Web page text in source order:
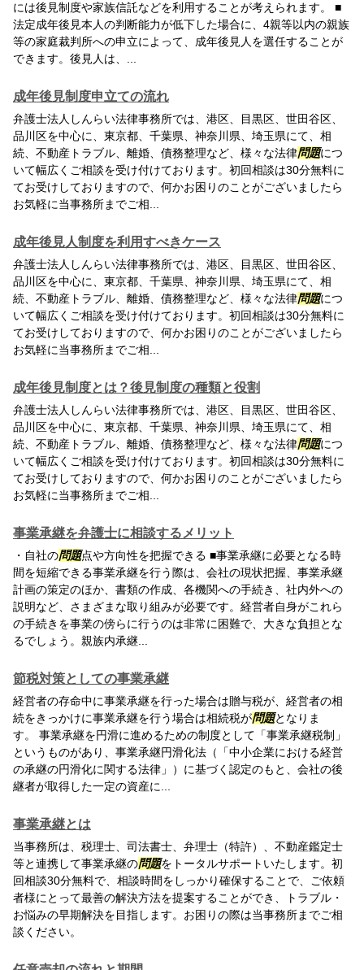
には後見制度や家族信託などを利用することが考えられます。 ■
法定成年後見本人の判断能力が低下した場合に、4親等以内の親族
等の家庭裁判所への申立によって、成年後見人を選任することが
できます。後見人は、...
成年後見制度申立ての流れ
弁護士法人しんらい法律事務所では、港区、目黒区、世田谷区、
品川区を中心に、東京都、千葉県、神奈川県、埼玉県にて、相
続、不動産トラブル、離婚、債務整理など、様々な法律問題につ
いて幅広くご相談を受け付けております。初回相談は30分無料に
てお受けしておりますので、何かお困りのことがございましたら
お気軽に当事務所までご相...
成年後見人制度を利用すべきケース
弁護士法人しんらい法律事務所では、港区、目黒区、世田谷区、
品川区を中心に、東京都、千葉県、神奈川県、埼玉県にて、相
続、不動産トラブル、離婚、債務整理など、様々な法律問題につ
いて幅広くご相談を受け付けております。初回相談は30分無料に
てお受けしておりますので、何かお困りのことがございましたら
お気軽に当事務所までご相...
成年後見制度とは？後見制度の種類と役割
弁護士法人しんらい法律事務所では、港区、目黒区、世田谷区、
品川区を中心に、東京都、千葉県、神奈川県、埼玉県にて、相
続、不動産トラブル、離婚、債務整理など、様々な法律問題につ
いて幅広くご相談を受け付けております。初回相談は30分無料に
てお受けしておりますので、何かお困りのことがございましたら
お気軽に当事務所までご相...
事業承継を弁護士に相談するメリット
・自社の問題点や方向性を把握できる ■事業承継に必要となる時
間を短縮できる事業承継を行う際は、会社の現状把握、事業承継
計画の策定のほか、書類の作成、各機関への手続き、社内外への
説明など、さまざまな取り組みが必要です。経営者自身がこれら
の手続きを事業の傍らに行うのは非常に困難で、大きな負担とな
るでしょう。親族内承継...
節税対策としての事業承継
経営者の存命中に事業承継を行った場合は贈与税が、経営者の相
続をきっかけに事業承継を行う場合は相続税が問題となりま
す。 事業承継を円滑に進めるための制度として「事業承継税制」
というものがあり、事業承継円滑化法（「中小企業における経営
の承継の円滑化に関する法律」）に基づく認定のもと、会社の後
継者が取得した一定の資産に...
事業承継とは
当事務所は、税理士、司法書士、弁理士（特許）、不動産鑑定士
等と連携して事業承継の問題をトータルサポートいたします。初
回相談30分無料で、相談時間をしっかり確保することで、ご依頼
者様にとって最善の解決方法を提案することができ、トラブル・
お悩みの早期解決を目指します。お困りの際は当事務所までご相
談ください。